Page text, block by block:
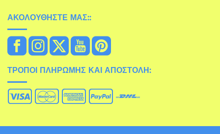
ΑΚΟΛΟΥΘΉΣΤΕ ΜΑΣ::
ΤΡΌΠΟΙ ΠΛΗΡΩΜΉΣ ΚΑΙ ΑΠΟΣΤΟΛΉ: